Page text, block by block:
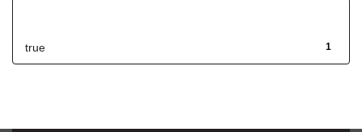
1
true